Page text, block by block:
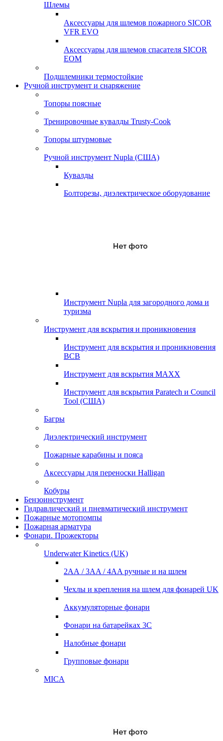
Шлемы
Аксессуары для шлемов пожарного SICOR
VFR EVO
Аксессуары для шлемов спасателя SICOR
EOM
Подшлемники термостойкие
Ручной инструмент и снаряжение
Топоры поясные
Тренировочные кувалды Trusty-Cook
Топоры штурмовые
Ручной инструмент Nupla (США)
Кувалды
Болторезы, диэлектрическое оборудование
Инструмент Nupla для загородного дома и
туризма
Инструмент для вскрытия и проникновения
Инструмент для вскрытия и проникновения
ВСВ
Инструмент для вскрытия MAXX
Инструмент для вскрытия Paratech и Council
Tool (США)
Багры
Диэлектрический инструмент
Пожарные карабины и пояса
Аксессуары для переноски Halligan
Кобуры
Бензоинструмент
Гидравлический и пневматический инструмент
Пожарные мотопомпы
Пожарная арматура
Фонари. Прожекторы
Underwater Kinetics (UK)
2АА / 3AA / 4AA ручные и на шлем
Чехлы и крепления на шлем для фонарей UK
Аккумуляторные фонари
Фонари на батарейках 3С
Налобные фонари
Групповые фонари
MICA